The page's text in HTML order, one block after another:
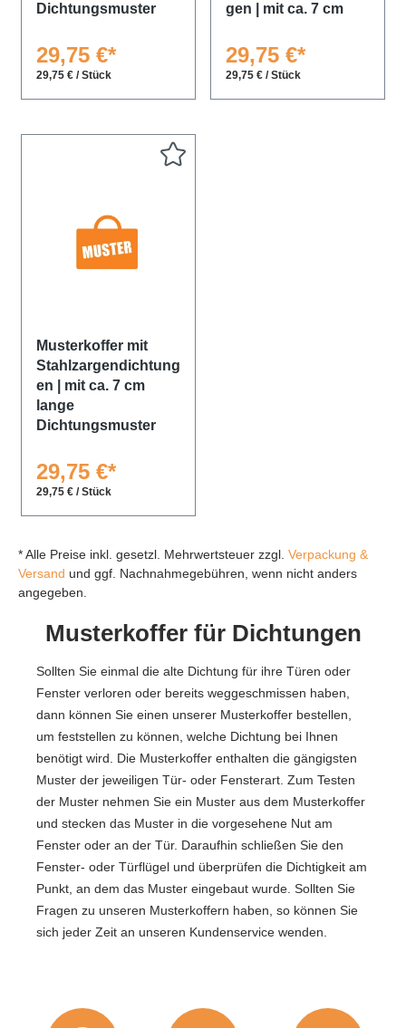
Dichtungsmuster
29,75 €*
29,75 € / Stück
gen | mit ca. 7 cm
Dichtungsmuster
29,75 €*
29,75 € / Stück
Musterkoffer mit
Stahlzargendichtung
en | mit ca. 7 cm
lange
Dichtungsmuster
29,75 €*
29,75 € / Stück
* Alle Preise inkl. gesetzl. Mehrwertsteuer zzgl. Verpackung &
Versand und ggf. Nachnahmegebühren, wenn nicht anders
angegeben.
Musterkoffer für Dichtungen
Sollten Sie einmal die alte Dichtung für ihre Türen oder
Fenster verloren oder bereits weggeschmissen haben,
dann können Sie einen unserer Musterkoffer bestellen,
um feststellen zu können, welche Dichtung bei Ihnen
benötigt wird. Die Musterkoffer enthalten die gängigsten
Muster der jeweiligen Tür- oder Fensterart. Zum Testen
der Muster nehmen Sie ein Muster aus dem Musterkoffer
und stecken das Muster in die vorgesehene Nut am
Fenster oder an der Tür. Daraufhin schließen Sie den
Fenster- oder Türflügel und überprüfen die Dichtigkeit am
Punkt, an dem das Muster eingebaut wurde. Sollten Sie
Fragen zu unseren Musterkoffern haben, so können Sie
sich jeder Zeit an unseren Kundenservice wenden.